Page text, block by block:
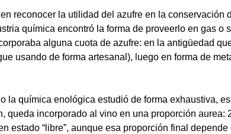
reconocer la utilidad del azufre en la conservación
química encontró la forma de proveerlo en gas o
alguna cuota de azufre: en la antigüedad
usando de forma artesanal), luego en forma de
la química enológica estudió de forma exhaustiva,
queda incorporado al vino en una proporción aurea:
estado “libre”, aunque esa proporción final